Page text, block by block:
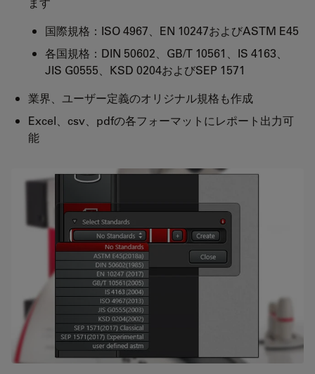
国際規格：ISO 4967、EN 10247およびASTM E45
各国規格：DIN 50602、GB/T 10561、IS 4163、
JIS G0555、KSD 0204およびSEP 1571
業界、ユーザー定義のオリジナル規格も作成
Excel、csv、pdfの各フォーマットにレポート出力可
能